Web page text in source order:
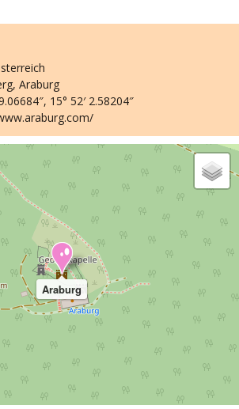
Araburg
15° 52′ 2.58204″
Araburg